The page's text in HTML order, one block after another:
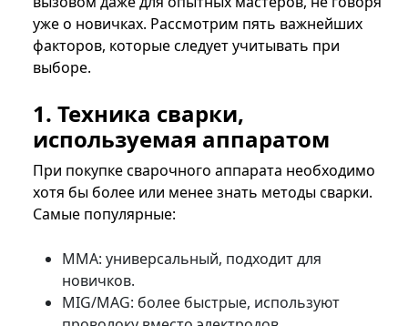
уже о новичках. Рассмотрим пять важнейших
факторов, которые следует учитывать при
выборе.
1. Техника сварки,
используемая аппаратом
При покупке сварочного аппарата необходимо
хотя бы более или менее знать методы сварки.
Самые популярные:
MMA: универсальный, подходит для
новичков.
MIG/MAG: более быстрые, используют